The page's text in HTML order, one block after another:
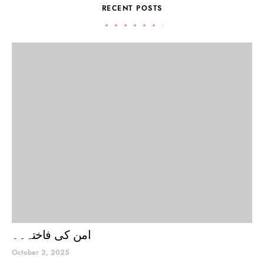
RECENT POSTS
امن کی فاختہ۔۔
October 2, 2025